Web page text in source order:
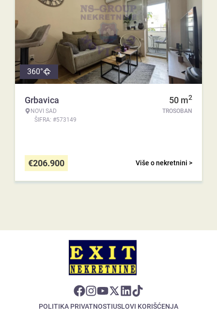
360°
Grbavica
NOVI SAD
ŠIFRA: #573149
50 m2
TROSOBAN
Više o nekretnini >
€206.900
POLITIKA PRIVATNOSTIUSLOVI KORIŠĆENJA